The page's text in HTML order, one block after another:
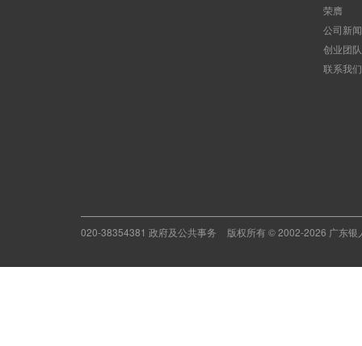
荣膺
公司新
创业团队
联系我们
020-38354381 政府及公共事务 版权所有 © 2002-2026 广东银